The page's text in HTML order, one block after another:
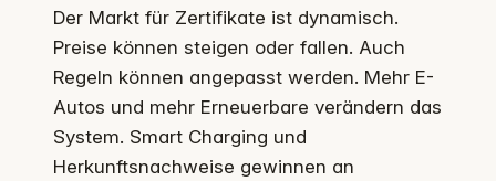
Der Markt für Zertifikate ist dynamisch.
Preise können steigen oder fallen. Auch
Regeln können angepasst werden. Mehr E-
Autos und mehr Erneuerbare verändern das
System. Smart Charging und
Herkunftsnachweise gewinnen an